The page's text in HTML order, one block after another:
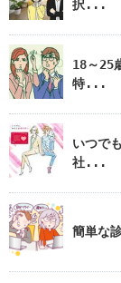
択...
18～25
特...
いつで
社...
簡単な